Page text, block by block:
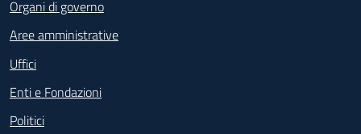
Organi di governo
Aree amministrative
Uffici
Enti e Fondazioni
Politici